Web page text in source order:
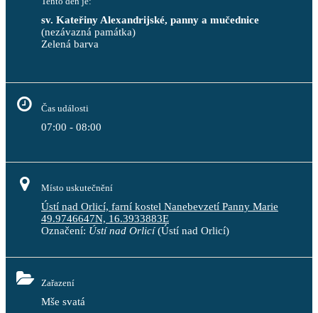
sv. Kateřiny Alexandrijské, panny a mučednice
(nezávazná památka)
Zelená barva
Čas události
07:00 - 08:00
Místo uskutečnění
Ústí nad Orlicí, farní kostel Nanebevzetí Panny Marie
49.9746647N, 16.3933883E
Označení: Ústí nad Orlicí(Ústí nad Orlicí)
Zařazení
Mše svatá